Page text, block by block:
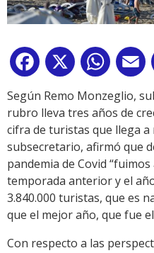
Facebook
X
Según Remo Monzeglio,
rubro lleva tres años de
cifra de turistas que llega
subsecretario, afirmó que
pandemia de Covid
temporada anterior y el
3.840.000 turistas, que es
que el mejor año, que fue el
Con respecto a las